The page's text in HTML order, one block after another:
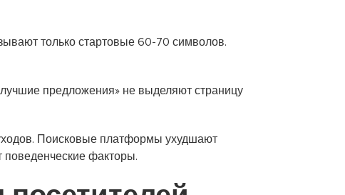
только стартовые 60-70 символов.
предложения» не выделяют страницу
Поисковые платформы ухудшают
факторы.